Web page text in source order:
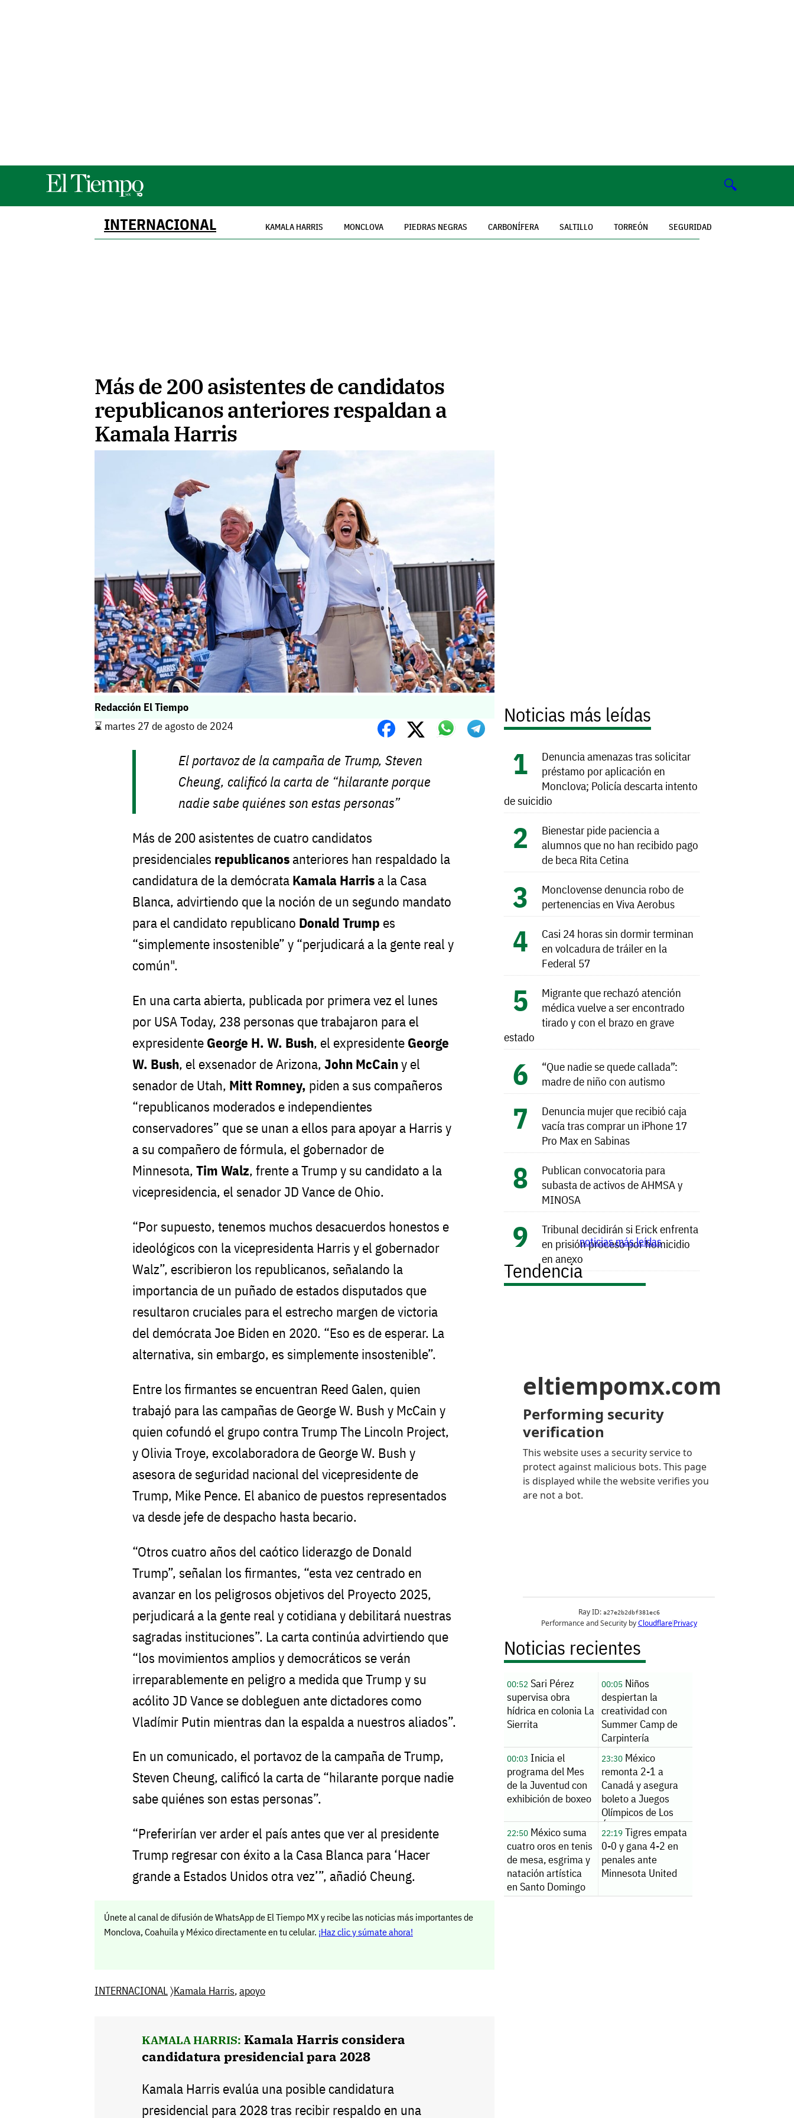
🔍
INTERNACIONAL KAMALA HARRIS MONCLOVA PIEDRAS NEGRAS CARBONÍFERA SALTILLO TORREÓN SEGURIDAD
Más de 200 asistentes de candidatos
republicanos anteriores respaldan a
Kamala Harris
Redacción El Tiempo
⌛️ martes 27 de agosto de 2024
El portavoz de la campaña de Trump, Steven
Cheung, calificó la carta de “hilarante porque
nadie sabe quiénes son estas personas”
Más de 200 asistentes de cuatro candidatos
presidenciales republicanos anteriores han respaldado la
candidatura de la demócrata Kamala Harris a la Casa
Blanca, advirtiendo que la noción de un segundo mandato
para el candidato republicano Donald Trump es
“simplemente insostenible” y “perjudicará a la gente real y
común".
En una carta abierta, publicada por primera vez el lunes
por USA Today, 238 personas que trabajaron para el
expresidente George H. W. Bush, el expresidente George
W. Bush, el exsenador de Arizona, John McCainy el
senador de Utah, Mitt Romney, piden a sus compañeros
“republicanos moderados e independientes
conservadores” que se unan a ellos para apoyar a Harris y
a su compañero de fórmula, el gobernador de
Minnesota, Tim Walz, frente a Trump y su candidato a la
vicepresidencia, el senador JD Vance de Ohio.
“Por supuesto, tenemos muchos desacuerdos honestos e
ideológicos con la vicepresidenta Harris y el gobernador
Walz”, escribieron los republicanos, señalando la
importancia de un puñado de estados disputados que
resultaron cruciales para el estrecho margen de victoria
del demócrata Joe Biden en 2020. “Eso es de esperar. La
alternativa, sin embargo, es simplemente insostenible”.
Entre los firmantes se encuentran Reed Galen, quien
trabajó para las campañas de George W. Bush y McCain y
quien cofundó el grupo contra Trump The Lincoln Project,
y Olivia Troye, excolaboradora de George W. Bush y
asesora de seguridad nacional del vicepresidente de
Trump, Mike Pence. El abanico de puestos representados
va desde jefe de despacho hasta becario.
“Otros cuatro años del caótico liderazgo de Donald
Trump”, señalan los firmantes, “esta vez centrado en
avanzar en los peligrosos objetivos del Proyecto 2025,
perjudicará a la gente real y cotidiana y debilitará nuestras
sagradas instituciones”. La carta continúa advirtiendo que
“los movimientos amplios y democráticos se verán
irreparablemente en peligro a medida que Trump y su
acólito JD Vance se dobleguen ante dictadores como
Vladímir Putin mientras dan la espalda a nuestros aliados”.
En un comunicado, el portavoz de la campaña de Trump,
Steven Cheung, calificó la carta de “hilarante porque nadie
sabe quiénes son estas personas”.
“Preferirían ver arder el país antes que ver al presidente
Trump regresar con éxito a la Casa Blanca para ‘Hacer
grande a Estados Unidos otra vez’”, añadió Cheung.
Únete al canal de difusión de WhatsApp de El Tiempo MX y recibe las noticias más importantes de
Monclova, Coahuila y México directamente en tu celular. ¡Haz clic y súmate ahora!
INTERNACIONAL〉Kamala Harris,apoyo
KAMALA HARRIS: Kamala Harris considera
candidatura presidencial para 2028
Kamala Harris evalúa una posible candidatura
presidencial para 2028 tras recibir respaldo en una
Noticias más leídas
Denuncia amenazas tras solicitar
préstamo por aplicación en
Monclova; Policía descarta intento
de suicidio
Bienestar pide paciencia a
alumnos que no han recibido pago
de beca Rita Cetina
Monclovense denuncia robo de
pertenencias en Viva Aerobus
Casi 24 horas sin dormir terminan
en volcadura de tráiler en la
Federal 57
Migrante que rechazó atención
médica vuelve a ser encontrado
tirado y con el brazo en grave
estado
“Que nadie se quede callada”:
madre de niño con autismo
Denuncia mujer que recibió caja
vacía tras comprar un iPhone 17
Pro Max en Sabinas
Publican convocatoria para
subasta de activos de AHMSA y
MINOSA
Tribunal decidirán si Erick enfrenta
en prisión proceso por homicidio
en anexo
noticias más leídas
Tendencia
Noticias recientes
00:52 Sari Pérez
supervisa obra
hídrica en colonia La
Sierrita
00:05Niños
despiertan la
creatividad con
Summer Camp de
Carpintería
00:03 Inicia el
programa del Mes
de la Juventud con
exhibición de boxeo
23:30México
remonta 2-1 a
Canadá y asegura
boleto a Juegos
Olímpicos de Los
Ángeles 2028
22:50 México suma
cuatro oros en tenis
de mesa, esgrima y
natación artística
en Santo Domingo
22:19Tigres empata
0-0 y gana 4-2 en
penales ante
Minnesota United